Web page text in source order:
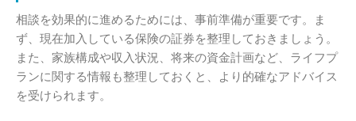
相談を効果的に進めるためには、事前準備が重要です。ま
ず、現在加入している保険の証券を整理しておきましょう。
また、家族構成や収入状況、将来の資金計画など、ライフプ
ランに関する情報も整理しておくと、より的確なアドバイス
を受けられます。